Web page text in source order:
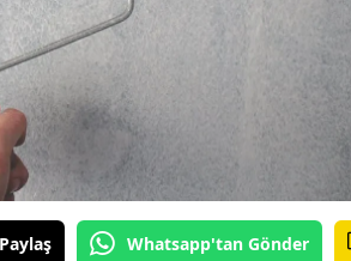
Whatsapp'tan Gönder